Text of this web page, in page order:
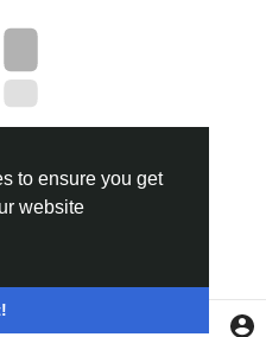
to ensure you get
website